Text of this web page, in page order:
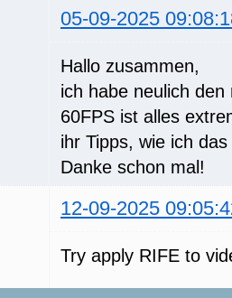
05-09-2025
Hallo zusammen,
ich habe neulich
60FPS ist alles
ihr Tipps, wie ich
Danke schon mal!
12-09-2025
Try apply RIFE to